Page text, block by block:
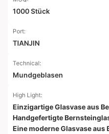
1000 Stück
Port:
TIANJIN
Technical:
Mundgeblasen
High Light:
Einzigartige Glasvase aus
Handgefertigte
Eine moderne Glasvase aus